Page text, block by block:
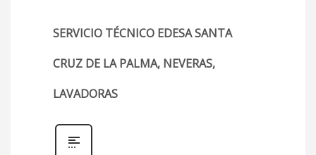
SERVICIO TÉCNICO EDESA SANTA
CRUZ DE LA PALMA, NEVERAS,
LAVADORAS